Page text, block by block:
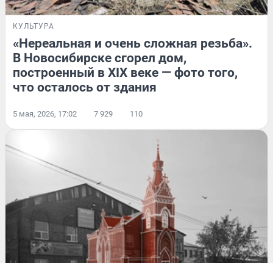
КУЛЬТУРА
«Нереальная и очень сложная резьба».
В Новосибирске сгорел дом,
построенный в XIX веке — фото того,
что осталось от здания
5 мая, 2026, 17:02 7 929 110